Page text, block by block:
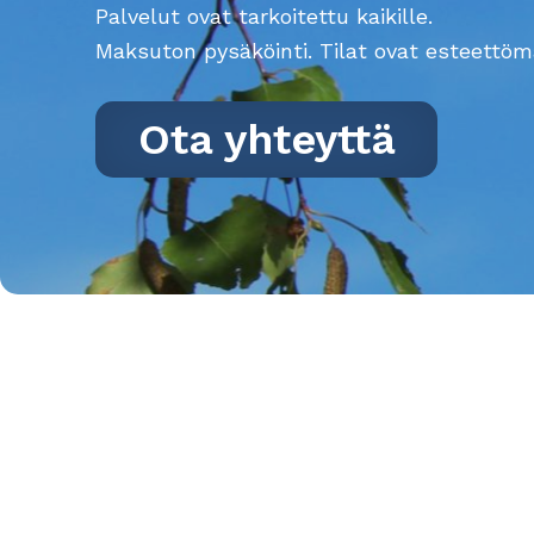
Palvelut ovat tarkoitettu kaikille.
Maksuton pysäköinti. Tilat ovat
Ota yhteyttä